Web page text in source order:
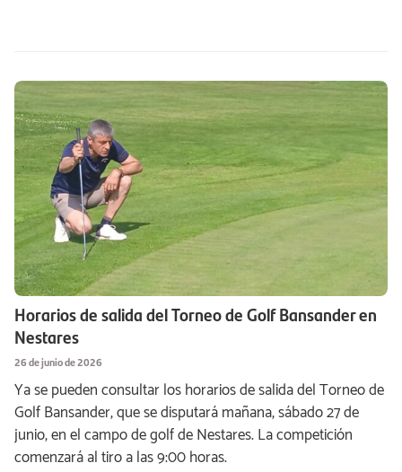
Horarios de salida del Torneo de Golf Bansander en
Nestares
26 de junio de 2026
Ya se pueden consultar los horarios de salida del Torneo de
Golf Bansander, que se disputará mañana, sábado 27 de
junio, en el campo de golf de Nestares. La competición
comenzará al tiro a las 9:00 horas.